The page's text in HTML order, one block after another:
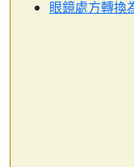
眼鏡處方轉換